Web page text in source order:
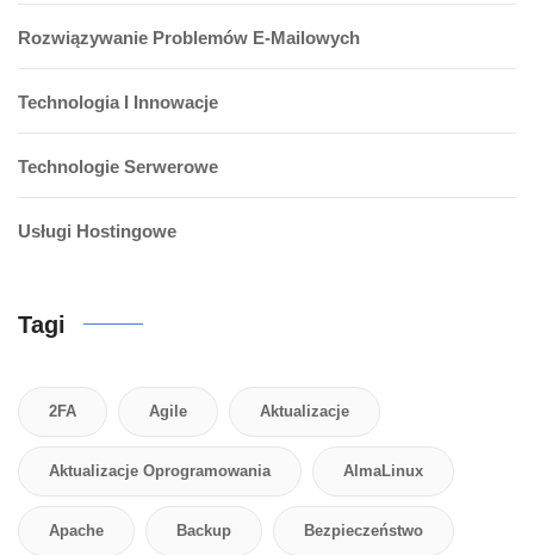
Rozwiązywanie Problemów E-Mailowych
Technologia I Innowacje
Technologie Serwerowe
Usługi Hostingowe
Tagi
2FA Agile Aktualizacje
Aktualizacje Oprogramowania AlmaLinux
Apache Backup Bezpieczeństwo